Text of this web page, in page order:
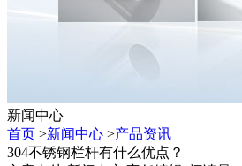
新闻中心
首页 >新闻中心 >产品资讯
304不锈钢栏杆有什么优点？